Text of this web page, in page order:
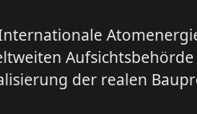
der realen